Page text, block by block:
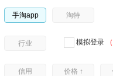
手淘app 淘特
行业 模拟登录
信用 价格 ↑